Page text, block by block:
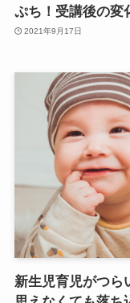
ぷち！受講後の変
2021年9月17日
新生児育児がつら